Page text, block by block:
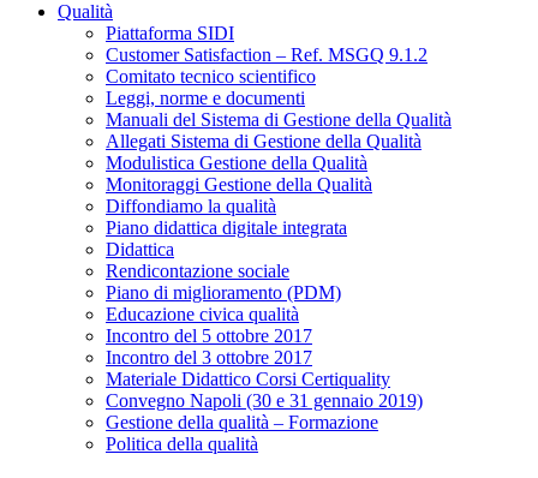
Qualità
Piattaforma SIDI
Customer Satisfaction – Ref. MSGQ 9.1.2
Comitato tecnico scientifico
Leggi, norme e documenti
Manuali del Sistema di Gestione della Qualità
Allegati Sistema di Gestione della Qualità
Modulistica Gestione della Qualità
Monitoraggi Gestione della Qualità
Diffondiamo la qualità
Piano didattica digitale integrata
Didattica
Rendicontazione sociale
Piano di miglioramento (PDM)
Educazione civica qualità
Incontro del 5 ottobre 2017
Incontro del 3 ottobre 2017
Materiale Didattico Corsi Certiquality
Convegno Napoli (30 e 31 gennaio 2019)
Gestione della qualità – Formazione
Politica della qualità